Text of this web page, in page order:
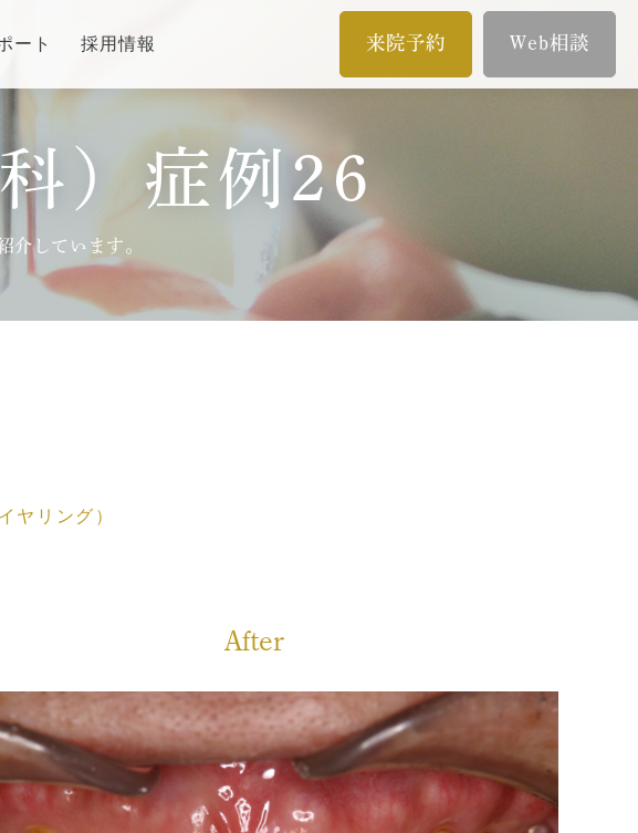
市ヶ谷オフィス
正/インビザライン
イン・システムとは
歯内療法/マイクロエンド
歯内療法とは
当院の治療のポイント
歯内療法後の補綴治療
症例集
療（再生療法）
、詰め物
撮影
ート 採用情報 来院予約 Web相談
）症例26
介しています。
ヤリング）
After